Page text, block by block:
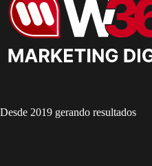
Desde 2019 gerando resultados